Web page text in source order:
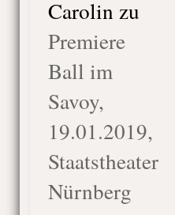
Carolin zu
Premiere
Ball im
Savoy,
19.01.2019,
Staatstheater
Nürnberg